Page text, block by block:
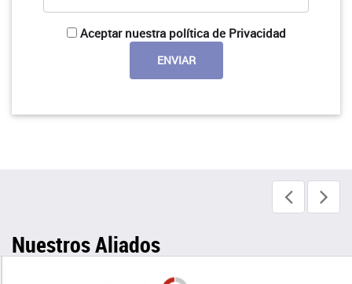
Aceptar nuestra política de Privacidad
Nuestros Aliados